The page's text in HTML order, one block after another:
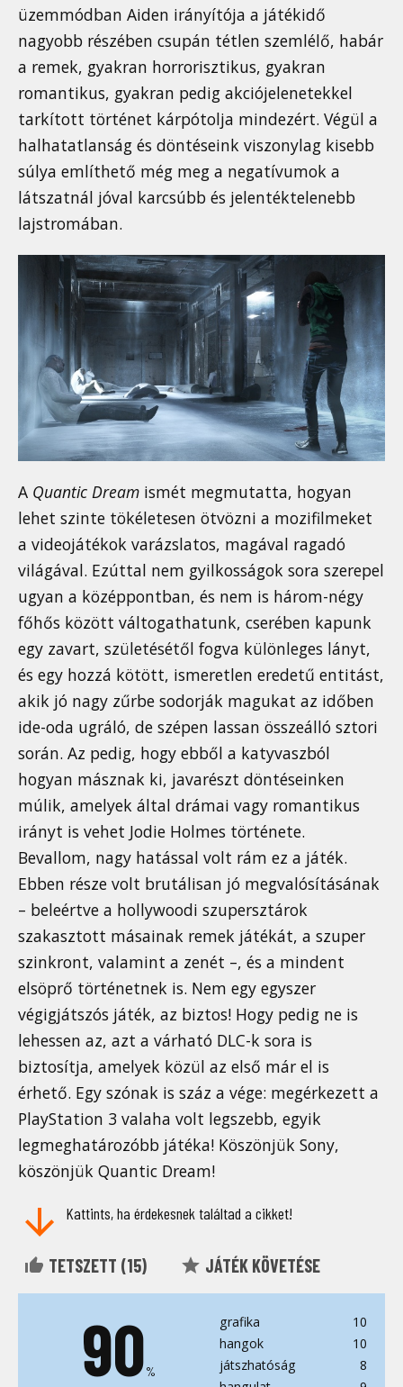
üzemmódban Aiden irányítója a játékidő
nagyobb részében csupán tétlen szemlélő, habár
a remek, gyakran horrorisztikus, gyakran
romantikus, gyakran pedig akciójelenetekkel
tarkított történet kárpótolja mindezért. Végül a
halhatatlanság és döntéseink viszonylag kisebb
súlya említhető még meg a negatívumok a
látszatnál jóval karcsúbb és jelentéktelenebb
lajstromában.
A Quantic Dream ismét megmutatta, hogyan
lehet szinte tökéletesen ötvözni a mozifilmeket
a videojátékok varázslatos, magával ragadó
világával. Ezúttal nem gyilkosságok sora szerepel
ugyan a középpontban, és nem is három-négy
főhős között váltogathatunk, cserében kapunk
egy zavart, születésétől fogva különleges lányt,
és egy hozzá kötött, ismeretlen eredetű entitást,
akik jó nagy zűrbe sodorják magukat az időben
ide-oda ugráló, de szépen lassan összeálló sztori
során. Az pedig, hogy ebből a katyvaszból
hogyan másznak ki, javarészt döntéseinken
múlik, amelyek által drámai vagy romantikus
irányt is vehet Jodie Holmes története.
Bevallom, nagy hatással volt rám ez a játék.
Ebben része volt brutálisan jó megvalósításának
– beleértve a hollywoodi szupersztárok
szakasztott másainak remek játékát, a szuper
szinkront, valamint a zenét –, és a mindent
elsöprő történetnek is. Nem egy egyszer
végigjátszós játék, az biztos! Hogy pedig ne is
lehessen az, azt a várható DLC-k sora is
biztosítja, amelyek közül az első már el is
érhető. Egy szónak is száz a vége: megérkezett a
PlayStation 3 valaha volt legszebb, egyik
legmeghatározóbb játéka! Köszönjük Sony,
köszönjük Quantic Dream!
Kattints, ha érdekesnek találtad a cikket!
TETSZETT (15) JÁTÉK KÖVETÉSE
90%
grafika
10
hangok
10
játszhatóság
8